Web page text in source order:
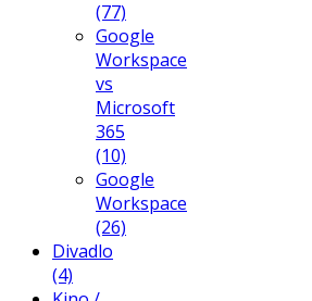
(77)
Google
Workspace
vs
Microsoft
365
(10)
Google
Workspace
(26)
Divadlo
(4)